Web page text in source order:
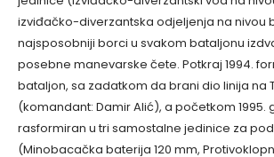
izviđačko-diverzantska odjeljenja na nivou
najsposobniji borci u svakom bataljonu
posebne manevarske čete. Potkraj 1994.
bataljon, sa zadatkom da brani dio linija na
(komandant: Damir Alić), a početkom 1995.
rasformiran u tri samostalne jedinice za
(Minobacačka baterija 120 mm,